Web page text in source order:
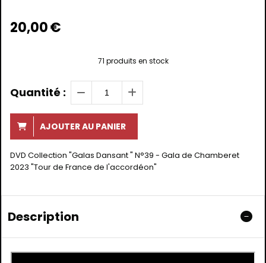
20,00€
71 produits en stock
Quantité :
AJOUTER AU PANIER
DVD Collection "Galas Dansant " N°39 - Gala de Chamberet
2023 "Tour de France de l'accordéon"
Description